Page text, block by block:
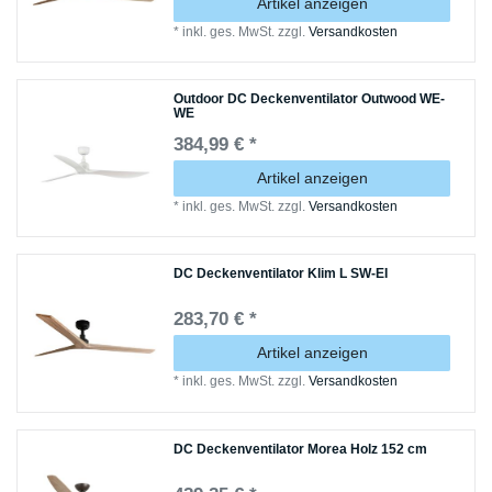
*inkl. ges. MwSt. zzgl.Versandkosten
Outdoor DC Deckenventilator Outwood WE-
WE
384,99 € *
Artikel anzeigen
*inkl. ges. MwSt. zzgl.Versandkosten
DC Deckenventilator Klim L SW-EI
283,70 € *
Artikel anzeigen
*inkl. ges. MwSt. zzgl.Versandkosten
DC Deckenventilator Morea Holz 152 cm